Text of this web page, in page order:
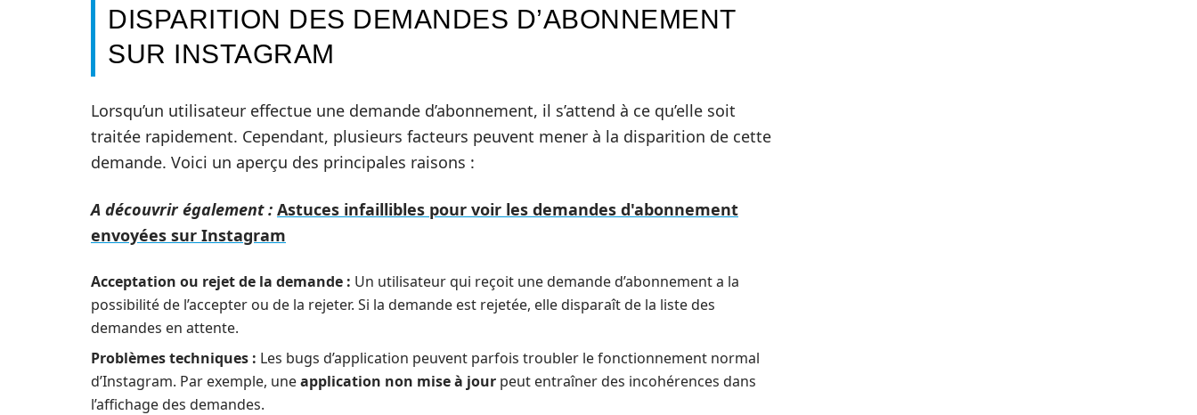
DISPARITION DES DEMANDES D’ABONNEMENT
SUR INSTAGRAM
Lorsqu’un utilisateur effectue une demande d’abonnement, il s’attend à ce qu’elle soit
traitée rapidement. Cependant, plusieurs facteurs peuvent mener à la disparition de cette
demande. Voici un aperçu des principales raisons :
A découvrir également : Astuces infaillibles pour voir les demandes d'abonnement
envoyées sur Instagram
Acceptation ou rejet de la demande : Un utilisateur qui reçoit une demande d’abonnement a la
possibilité de l’accepter ou de la rejeter. Si la demande est rejetée, elle disparaît de la liste des
demandes en attente.
Problèmes techniques : Les bugs d’application peuvent parfois troubler le fonctionnement normal
d’Instagram. Par exemple, uneapplication non mise à jour peut entraîner des incohérences dans
l’affichage des demandes.